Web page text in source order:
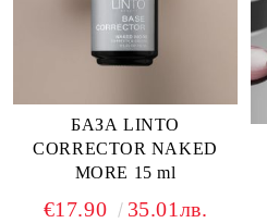
БАЗА LINTO
CORRECTOR NAKED
MORE 15 ml
€17.90 35.01лв.